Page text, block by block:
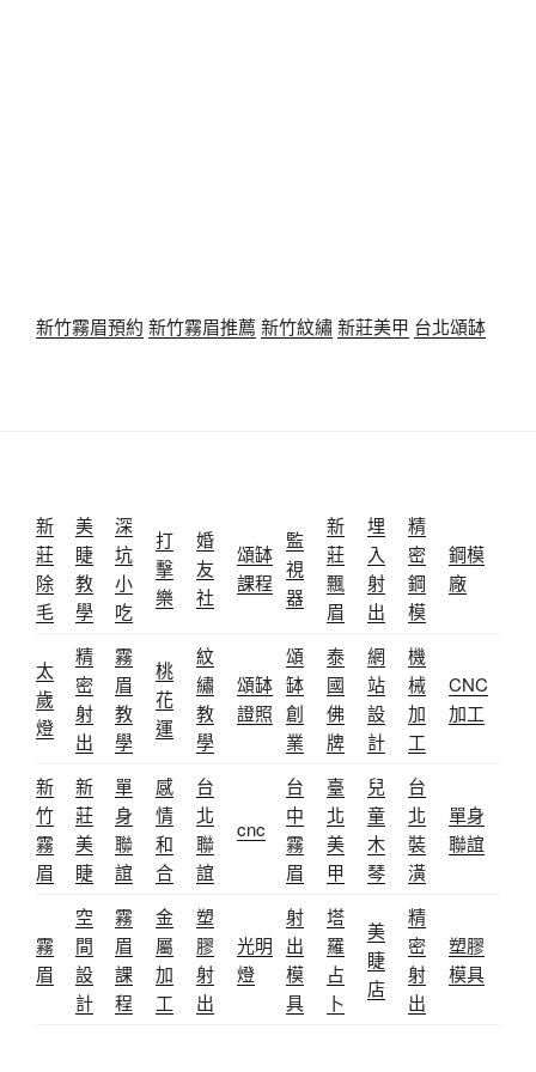
新竹霧眉預約 新竹霧眉推薦 新竹紋繡新莊美甲 台北頌缽
新
莊
除
毛
美
睫
教
學
深
坑
小
吃
打
擊
樂
婚
友
社
頌缽
課程
監
視
器
新
莊
飄
眉
埋
入
射
出
精
密
鋼
模
鋼模
廠
太
歲
燈
精
密
射
出
霧
眉
教
學
桃
花
運
紋
繡
教
學
頌缽
證照
頌
缽
創
業
泰
國
佛
牌
網
站
設
計
機
械
加
工
CNC
加工
新
竹
霧
眉
新
莊
美
睫
單
身
聯
誼
感
情
和
合
台
北
聯
誼
cnc
台
中
霧
眉
臺
北
美
甲
兒
童
木
琴
台
北
裝
潢
單身
聯誼
霧
眉
空
間
設
計
霧
眉
課
程
金
屬
加
工
塑
膠
射
出
光明
燈
射
出
模
具
塔
羅
占
卜
美
睫
店
精
密
射
出
塑膠
模具